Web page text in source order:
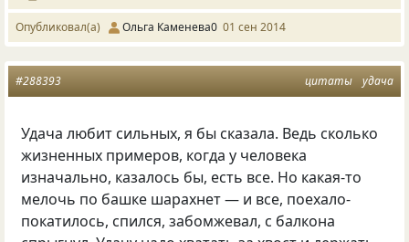
Опубликовал(а) Ольга Каменева0 01 сен 2014
цитаты удача
#288393
Удача любит сильных, я бы сказала. Ведь сколько
жизненных примеров, когда у человека
изначально, казалось бы, есть все. Но какая-то
мелочь по башке шарахнет — и все, поехало-
покатилось, спился, забомжевал, с балкона